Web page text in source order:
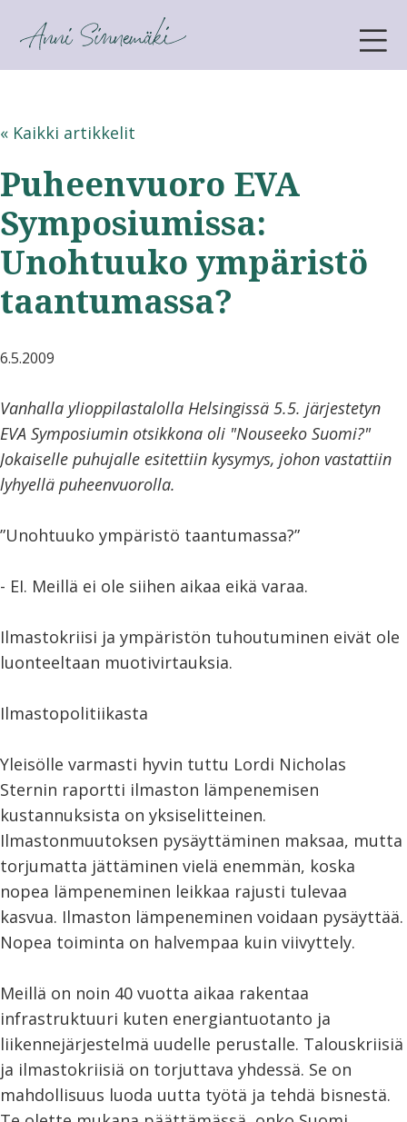
ANNI SINNEMÄKI
« Kaikki artikkelit
Puheenvuoro EVA
Symposiumissa:
Unohtuuko ympäristö
taantumassa?
6.5.2009
Vanhalla ylioppilastalolla Helsingissä 5.5. järjestetyn
EVA Symposiumin otsikkona oli "Nouseeko Suomi?"
Jokaiselle puhujalle esitettiin kysymys, johon vastattiin
lyhyellä puheenvuorolla.
”Unohtuuko ympäristö taantumassa?”
- EI. Meillä ei ole siihen aikaa eikä varaa.
Ilmastokriisi ja ympäristön tuhoutuminen eivät ole
luonteeltaan muotivirtauksia.
Ilmastopolitiikasta
Yleisölle varmasti hyvin tuttu Lordi Nicholas
Sternin raportti ilmaston lämpenemisen
kustannuksista on yksiselitteinen.
Ilmastonmuutoksen pysäyttäminen maksaa, mutta
torjumatta jättäminen vielä enemmän, koska
nopea lämpeneminen leikkaa rajusti tulevaa
kasvua. Ilmaston lämpeneminen voidaan pysäyttää.
Nopea toiminta on halvempaa kuin viivyttely.
Meillä on noin 40 vuotta aikaa rakentaa
infrastruktuuri kuten energiantuotanto ja
liikennejärjestelmä uudelle perustalle. Talouskriisiä
ja ilmastokriisiä on torjuttava yhdessä. Se on
mahdollisuus luoda uutta työtä ja tehdä bisnestä.